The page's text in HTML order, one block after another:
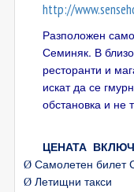
http://
Разположен
Семиняк. В
ресторанти и
искат да се
обстановка и не
ЦЕНАТА
Ø Самолетен билет
Ø Летищни такси